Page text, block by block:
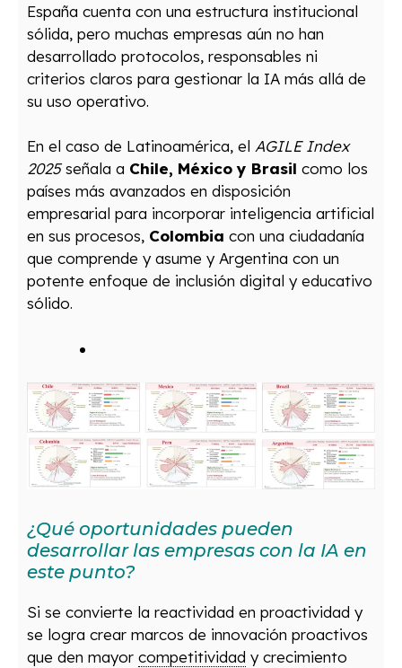
España cuenta con una estructura institucional
sólida, pero muchas empresas aún no han
desarrollado protocolos, responsables ni
criterios claros para gestionar la IA más allá de
su uso operativo.
En el caso de Latinoamérica, el AGILE Index
2025señala a Chile, México y Brasil como los
países más avanzados en disposición
empresarial para incorporar inteligencia artificial
en sus procesos, Colombia con una ciudadanía
que comprende y asume y Argentina con un
potente enfoque de inclusión digital y educativo
sólido.
¿Qué oportunidades pueden
desarrollar las empresas con la IA en
este punto?
Si se convierte la reactividad en proactividad y
se logra crear marcos de innovación proactivos
que den mayor competitividad y crecimiento